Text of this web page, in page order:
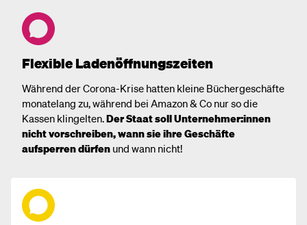
Flexible Ladenöffnungszeiten
Während der Corona-Krise hatten kleine Büchergeschäfte
monatelang zu, während bei Amazon & Co nur so die
Kassen klingelten.Der Staat soll Unternehmer:innen
nicht vorschreiben, wann sie ihre Geschäfte
aufsperren dürfen und wann nicht!